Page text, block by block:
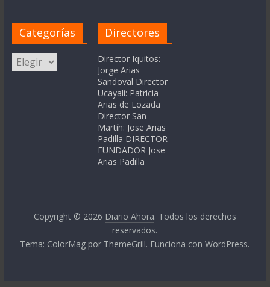
Categorías
Categorías
Directores
Director Iquitos:
Jorge Arias
Sandoval Director
Ucayali: Patricia
Arias de Lozada
Director San
Martín: Jose Arias
Padilla DIRECTOR
FUNDADOR Jose
Arias Padilla
Copyright © 2026 Diario Ahora. Todos los derechos
reservados.
Tema: ColorMag por ThemeGrill. Funciona conWordPress.